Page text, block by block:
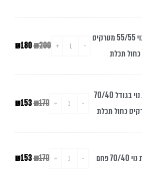
כרית נוי 55/55 מטרקיס
כחול תכלת
₪200
₪180
כרית נוי בגודל 70/40
כחול תכלת
₪170
₪153
40 פחם ₪170
₪153